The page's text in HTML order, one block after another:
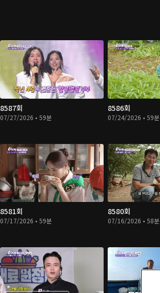
8587회
07/27/2026 • 59분
8586회
07/24/2026 • 59분
8581회
07/17/2026 • 59분
8580회
07/16/2026 • 58분